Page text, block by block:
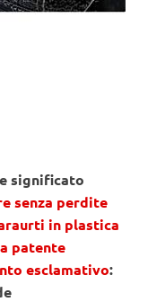
significato
senza perdite
in plastica
patente
esclamativo: